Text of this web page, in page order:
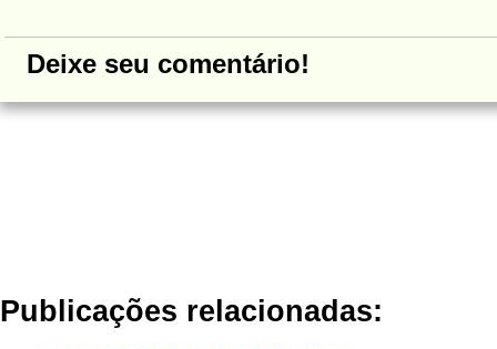
Deixe seu comentário!
Publicações relacionadas: